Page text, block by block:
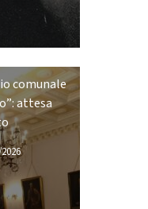
comunale
attesa